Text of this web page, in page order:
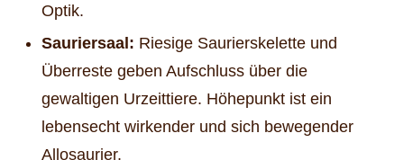
Optik.
Sauriersaal: Riesige Saurierskelette und
Überreste geben Aufschluss über die
gewaltigen Urzeittiere. Höhepunkt ist ein
lebensecht wirkender und sich bewegender
Allosaurier.